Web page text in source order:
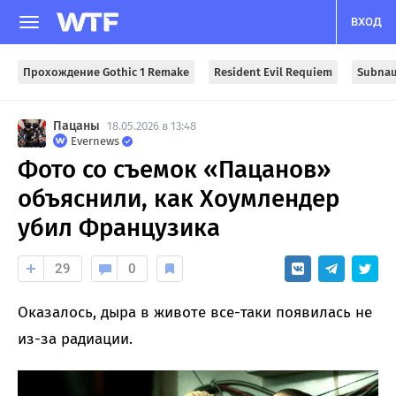
ВХОД
Прохождение Gothic 1 Remake Resident Evil Requiem
Пацаны
18.05.2026 в 13:48
Evernews
Фото со съемок «Пацанов»
объяснили, как Хоумлендер
убил Французика
29 0
Оказалось, дыра в животе все-таки появилась не
из-за радиации.